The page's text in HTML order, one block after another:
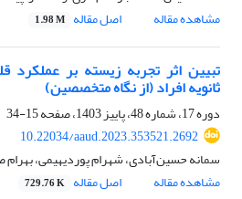
مشاهده مقاله
اصل مقاله 1.98 M
تبیین اثر تجربه زیسته بر عملکرد
ثانویه افراد (از نگاه متخصصین)
دوره 17، شماره 48، پاییز 1403، صفحه
15-34
10.22034/aaud.2023.353521.2692
سمانه حسین‌آبادی، شهرام پوردیهیمی،
مشاهده مقاله
اصل مقاله 729.76 K